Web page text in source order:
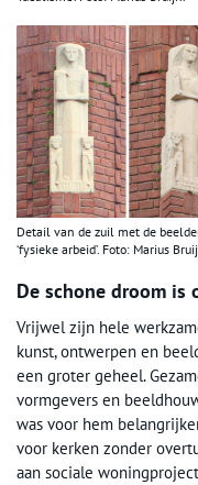
Detail van de zuil met de beelden
‘fysieke arbeid’. Foto: Marius
De schone droom is
Vrijwel zijn hele
kunst, ontwerpen en
een groter geheel.
vormgevers en
was voor hem
voor kerken zonder
aan sociale